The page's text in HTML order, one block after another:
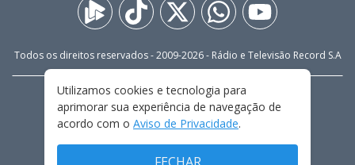
Todos os direitos reservados - 2009-2026- Rádio e Televisão Record S.A
FALE CONOSCO
PRIVACIDADE
TERMOS E CONDIÇÕES DE USO
Utilizamos cookies e tecnologia para
aprimorar sua experiência de navegação de
acordo com o Aviso de Privacidade.